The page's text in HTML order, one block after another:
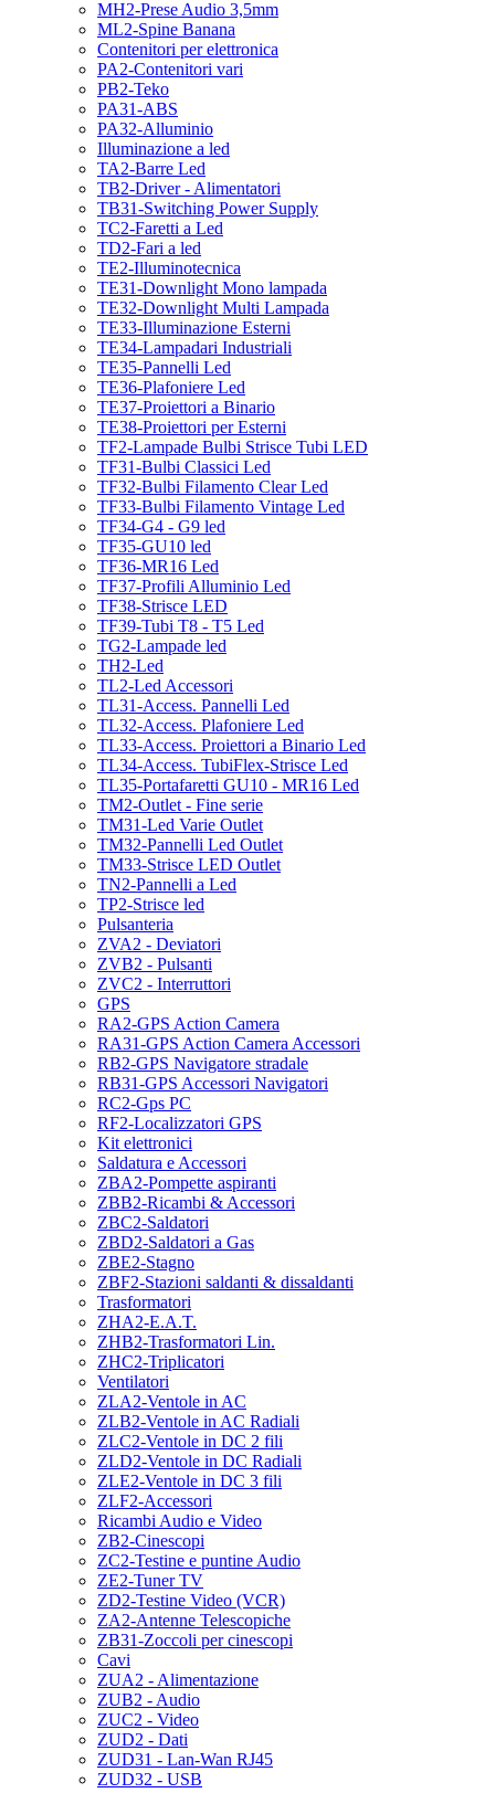
MH2-Prese Audio 3,5mm
ML2-Spine Banana
Contenitori per elettronica
PA2-Contenitori vari
PB2-Teko
PA31-ABS
PA32-Alluminio
Illuminazione a led
TA2-Barre Led
TB2-Driver - Alimentatori
TB31-Switching Power Supply
TC2-Faretti a Led
TD2-Fari a led
TE2-Illuminotecnica
TE31-Downlight Mono lampada
TE32-Downlight Multi Lampada
TE33-Illuminazione Esterni
TE34-Lampadari Industriali
TE35-Pannelli Led
TE36-Plafoniere Led
TE37-Proiettori a Binario
TE38-Proiettori per Esterni
TF2-Lampade Bulbi Strisce Tubi LED
TF31-Bulbi Classici Led
TF32-Bulbi Filamento Clear Led
TF33-Bulbi Filamento Vintage Led
TF34-G4 - G9 led
TF35-GU10 led
TF36-MR16 Led
TF37-Profili Alluminio Led
TF38-Strisce LED
TF39-Tubi T8 - T5 Led
TG2-Lampade led
TH2-Led
TL2-Led Accessori
TL31-Access. Pannelli Led
TL32-Access. Plafoniere Led
TL33-Access. Proiettori a Binario Led
TL34-Access. TubiFlex-Strisce Led
TL35-Portafaretti GU10 - MR16 Led
TM2-Outlet - Fine serie
TM31-Led Varie Outlet
TM32-Pannelli Led Outlet
TM33-Strisce LED Outlet
TN2-Pannelli a Led
TP2-Strisce led
Pulsanteria
ZVA2 - Deviatori
ZVB2 - Pulsanti
ZVC2 - Interruttori
GPS
RA2-GPS Action Camera
RA31-GPS Action Camera Accessori
RB2-GPS Navigatore stradale
RB31-GPS Accessori Navigatori
RC2-Gps PC
RF2-Localizzatori GPS
Kit elettronici
Saldatura e Accessori
ZBA2-Pompette aspiranti
ZBB2-Ricambi & Accessori
ZBC2-Saldatori
ZBD2-Saldatori a Gas
ZBE2-Stagno
ZBF2-Stazioni saldanti & dissaldanti
Trasformatori
ZHA2-E.A.T.
ZHB2-Trasformatori Lin.
ZHC2-Triplicatori
Ventilatori
ZLA2-Ventole in AC
ZLB2-Ventole in AC Radiali
ZLC2-Ventole in DC 2 fili
ZLD2-Ventole in DC Radiali
ZLE2-Ventole in DC 3 fili
ZLF2-Accessori
Ricambi Audio e Video
ZB2-Cinescopi
ZC2-Testine e puntine Audio
ZE2-Tuner TV
ZD2-Testine Video (VCR)
ZA2-Antenne Telescopiche
ZB31-Zoccoli per cinescopi
Cavi
ZUA2 - Alimentazione
ZUB2 - Audio
ZUC2 - Video
ZUD2 - Dati
ZUD31 - Lan-Wan RJ45
ZUD32 - USB